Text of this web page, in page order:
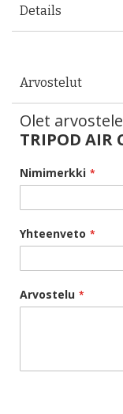
Details
Arvostelut
Olet
TRIPOD AIR
Nimimerkki
Yhteenveto
Arvostelu